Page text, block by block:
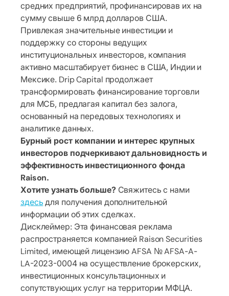
средних предприятий, профинансировав их на
сумму свыше 6 млрд долларов США.
Привлекая значительные инвестиции и
поддержку со стороны ведущих
институциональных инвесторов, компания
активно масштабирует бизнес в США, Индии и
Мексике. Drip Capital продолжает
трансформировать финансирование торговли
для МСБ, предлагая капитал без залога,
основанный на передовых технологиях и
аналитике данных.
Бурный рост компании и интерес крупных
инвесторов подчеркивают дальновидность и
эффективность инвестиционного фонда
Raison.
Хотите узнать больше?Свяжитесь с нами
здесь для получения дополнительной
информации об этих сделках.
Дисклеймер: Эта финансовая реклама
распространяется компанией Raison Securities
Limited, имеющей лицензию AFSA № AFSA-A-
LA-2023-0004 на осуществление брокерских,
инвестиционных консультационных и
сопутствующих услуг на территории МФЦА.